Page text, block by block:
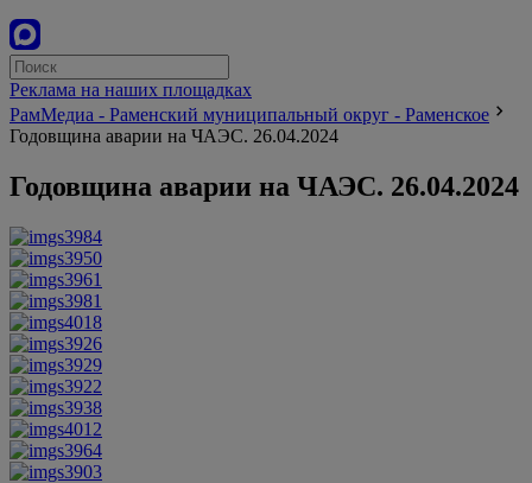
Реклама на наших площадках
РамМедиа - Раменский муниципальный округ - Раменское
Годовщина аварии на ЧАЭС. 26.04.2024
Годовщина аварии на ЧАЭС. 26.04.2024